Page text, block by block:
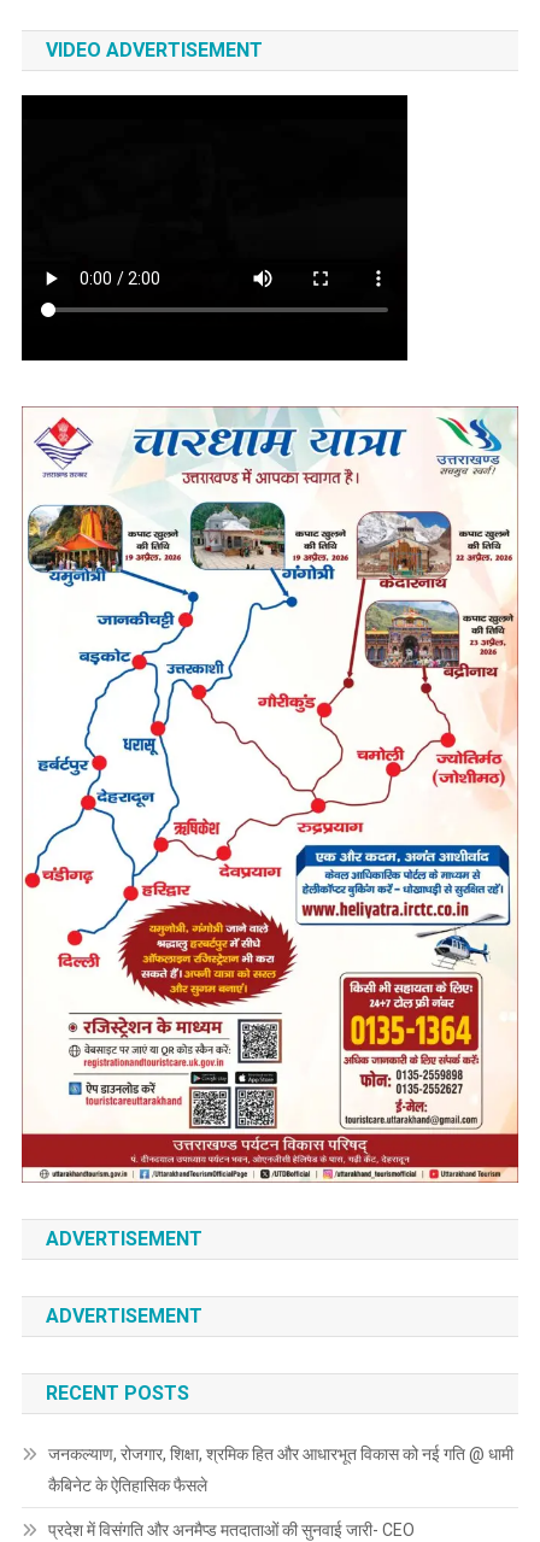
VIDEO ADVERTISEMENT
ADVERTISEMENT
ADVERTISEMENT
RECENT POSTS
जनकल्याण, रोजगार, शिक्षा, श्रमिक हित और आधारभूत विकास को नई गति @ धामी
कैबिनेट के ऐतिहासिक फैसले
प्रदेश में विसंगति और अनमैप्ड मतदाताओं की सुनवाई जारी- CEO